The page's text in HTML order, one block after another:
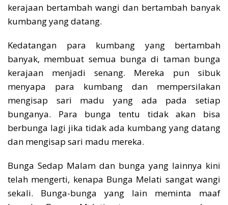
kerajaan bertambah wangi dan bertambah banyak
kumbang yang datang.
Kedatangan para kumbang yang bertambah
banyak, membuat semua bunga di taman bunga
kerajaan menjadi senang. Mereka pun sibuk
menyapa para kumbang dan mempersilakan
mengisap sari madu yang ada pada setiap
bunganya. Para bunga tentu tidak akan bisa
berbunga lagi jika tidak ada kumbang yang datang
dan mengisap sari madu mereka.
Bunga Sedap Malam dan bunga yang lainnya kini
telah mengerti, kenapa Bunga Melati sangat wangi
sekali. Bunga-bunga yang lain meminta maaf